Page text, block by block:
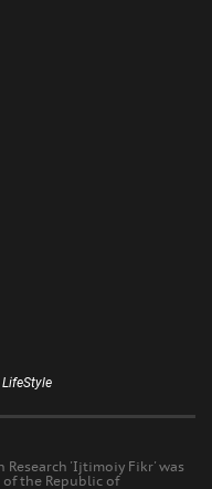
LifeStyle
Research 'Ijtimoiy Fikr' was
the Republic of